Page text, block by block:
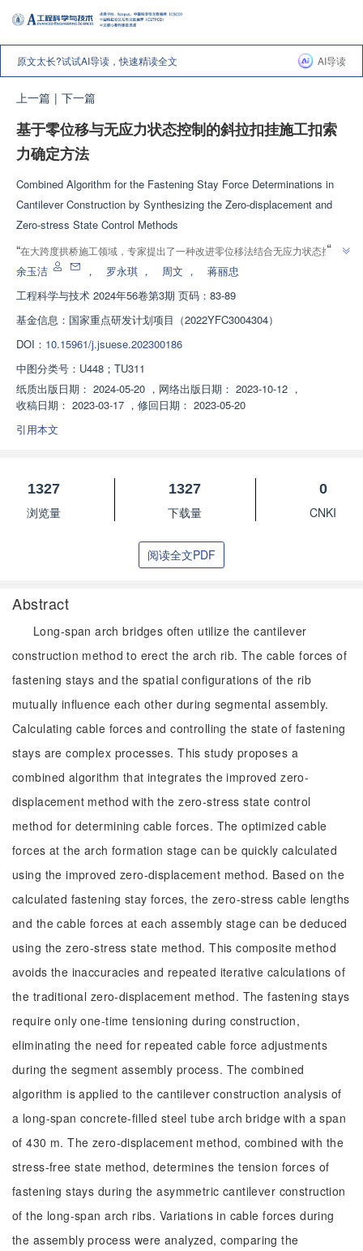
原文太长?试试AI导读，快速精读全文 AI导读
上一篇 | 下一篇
基于零位移与无应力状态控制的斜拉扣挂施工扣索
力确定方法
Combined Algorithm for the Fastening Stay Force Determinations in
Cantilever Construction by Synthesizing the Zero-displacement and
Zero-stress State Control Methods
“在大跨度拱桥施工领域，专家提出了一种改进零位移法结合无应力状态控制
法的复合扣索力计算方法，有效解决了索力优化计算和扣索状态控制问题，为
”
余玉洁 ， 罗永琪 ， 周文 ，
蒋丽忠
工程科学与技术 2024年56卷第3期 页码：83-89
基金信息： 国家重点研发计划项目（2022YFC3004304）
DOI： 10.15961/j.jsuese.202300186
中图分类号： U448；TU311
纸质出版日期： 2024-05-20 ， 网络出版日期： 2023-10-12 ，
收稿日期： 2023-03-17 ， 修回日期： 2023-05-20
引用本文
1327
浏览量
1327
下载量
0
CNKI
阅读全文PDF
Abstract
Long-span arch bridges often utilize the cantilever
construction method to erect the arch rib. The cable forces of
fastening stays and the spatial configurations of the rib
mutually influence each other during segmental assembly.
Calculating cable forces and controlling the state of fastening
stays are complex processes. This study proposes a
combined algorithm that integrates the improved zero-
displacement method with the zero-stress state control
method for determining cable forces. The optimized cable
forces at the arch formation stage can be quickly calculated
using the improved zero-displacement method. Based on the
calculated fastening stay forces, the zero-stress cable lengths
and the cable forces at each assembly stage can be deduced
using the zero-stress state method. This composite method
avoids the inaccuracies and repeated iterative calculations of
the traditional zero-displacement method. The fastening stays
require only one-time tensioning during construction,
eliminating the need for repeated cable force adjustments
during the segment assembly process. The combined
algorithm is applied to the cantilever construction analysis of
a long-span concrete-filled steel tube arch bridge with a span
of 430 m. The zero-displacement method, combined with the
stress-free state method, determines the tension forces of
fastening stays during the asymmetric cantilever construction
of the long-span arch ribs. Variations in cable forces during
the assembly process were analyzed, comparing the